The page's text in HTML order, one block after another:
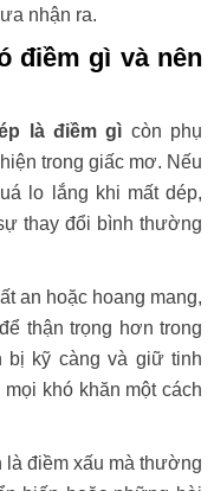
nhận ra.
điềm gì và nên
là điềm gì còn phụ
trong giấc mơ. Nếu
lo lắng khi mất dép,
thay đổi bình thường
an hoặc hoang mang,
thận trọng hơn trong
bị kỹ càng và giữ tinh
khó khăn một cách
là điềm xấu mà thường